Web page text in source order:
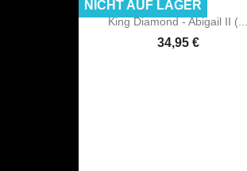
King Diamond - Abigail II (...
34,95 €
NICHT AUF LAGER